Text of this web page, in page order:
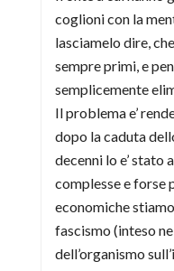
coglioni con la
lasciamelo dire,
sempre primi, e
semplicemente
Il problema e’
dopo la caduta
decenni lo e’ stato
complesse e forse
economiche
fascismo (inteso
dell’organismo